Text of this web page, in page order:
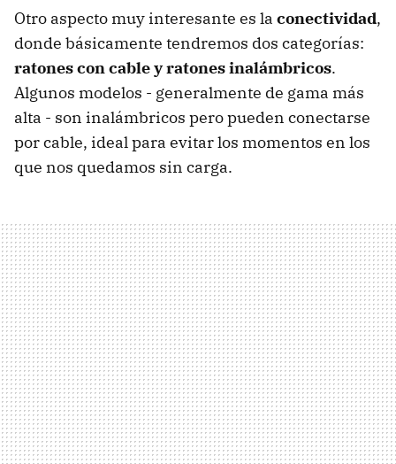
Otro aspecto muy interesante es la conectividad,
donde básicamente tendremos dos categorías:
ratones con cable y ratones inalámbricos.
Algunos modelos - generalmente de gama más
alta - son inalámbricos pero pueden conectarse
por cable, ideal para evitar los momentos en los
que nos quedamos sin carga.